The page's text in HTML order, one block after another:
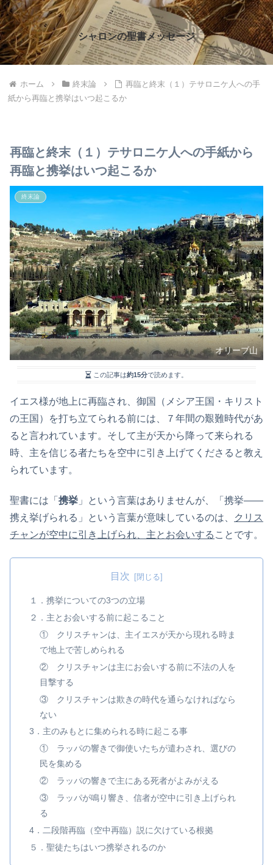
シャロンの聖書メッセージ
ホーム 終末論
再臨と終末（１）テサロニケ人への手
紙から再臨と携挙はいつ起こるか
再臨と終末（１）テサロニケ人への手紙から
再臨と携挙はいつ起こるか
終末論
オリーブ山
この記事は約15分で読めます。
イエス様が地上に再臨され、御国（メシア王国・キリスト
の王国）を打ち立てられる前には、７年間の艱難時代があ
ると言われています。そして主が天から降って来られる
時、主を信じる者たちを空中に引き上げてくださると教え
られています。
聖書には「 携挙 」という言葉はありませんが、「携挙――
携え挙げられる」という言葉が意味しているのは、
クリス
チャンが空中に引き上げられ、主とお会いする ことです。
目次
１．携挙についての3つの立場
２．主とお会いする前に起こること
① クリスチャンは、主イエスが天から現れる時ま
で地上で苦しめられる
② クリスチャンは主にお会いする前に不法の人を
目撃する
③ クリスチャンは欺きの時代を通らなければなら
ない
3．主のみもとに集められる時に起こる事
① ラッパの響きで御使いたちが遣わされ、選びの
民を集める
② ラッパの響きで主にある死者がよみがえる
③ ラッパが鳴り響き、信者が空中に引き上げられ
る
4．二段階再臨（空中再臨）説に欠けている根拠
５．聖徒たちはいつ携挙されるのか